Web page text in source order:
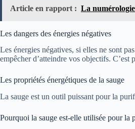
Article en rapport : La
Les dangers des énergies négatives
Les énergies négatives, si elles ne sont
empêcher d’atteindre vos objectifs.
Les propriétés énergétiques de la sauge
La sauge est un outil puissant pour la
Pourquoi la sauge est-elle utilisée pour la